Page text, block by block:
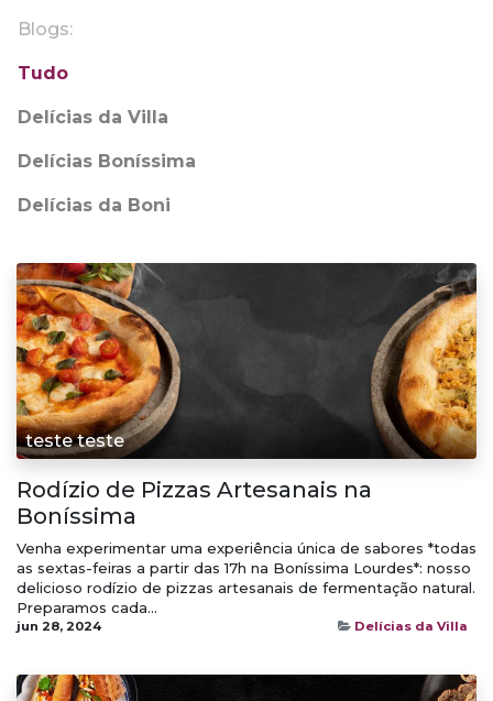
Blogs:
Tudo
Delícias da Villa
Delícias Boníssima
Delícias da Boni
teste teste
Rodízio de Pizzas Artesanais na
Boníssima
Venha experimentar uma experiência única de sabores *todas
as sextas-feiras a partir das 17h na Boníssima Lourdes*: nosso
delicioso rodízio de pizzas artesanais de fermentação natural.
Preparamos cada...
jun 28, 2024 Delícias da Villa